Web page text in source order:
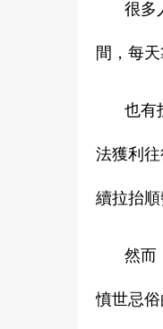
很多
間，每
也有
法獲利
續拉抬
然而
憤世忌